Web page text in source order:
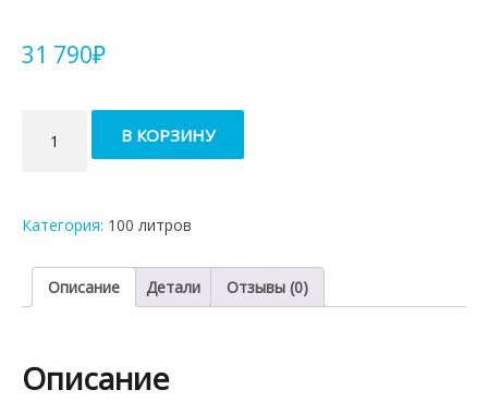
31 790₽
товара
Electrolux
Royal
В КОРЗИНУ
Категория: 100 литров
Описание Детали Отзывы (0)
Описание